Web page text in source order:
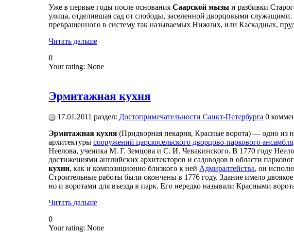
Уже в первые годы после основания Саарской мызы и разбивки
улица, отделившая сад от слободы, заселенной дворцовыми служащими.
превращенного в систему так называемых Нижних, или Каскадных,
Читать дальше
0
Your rating: None
Эрмитажная кухня
17.01.2011 раздел: Достопримечательности Санкт-Петербурга 0
Эрмитажная кухня (Придворная пекарня, Красные ворота) — одно из
архитектуры сооружений царскосельского дворцово-паркового ансамбля
Неелова, ученика М. Г. Земцова и С. И. Чевакинского. В 1770 году
достижениями английских архитекторов и садоводов в области
кухни, как и композиционно близкого к ней Адмиралтейства, он
Строительные работы были окончены в 1776 году. Здание имело
но и воротами для въезда в парк. Его нередко называли Красными
Читать дальше
0
Your rating: None